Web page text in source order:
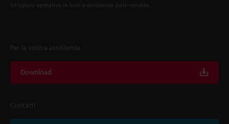
istruzioni operative in loco e assistenza post-vendita.
Per la vostra assistenza
Download
Contatti